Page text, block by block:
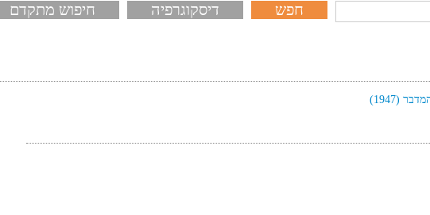
דיסקוגרפיה חיפוש מתקדם